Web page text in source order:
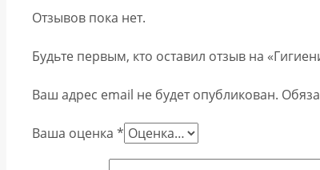
Отзывов пока нет.
Будьте первым, кто оставил отзыв на
Ваш адрес email не будет опубликован.
Ваша оценка *